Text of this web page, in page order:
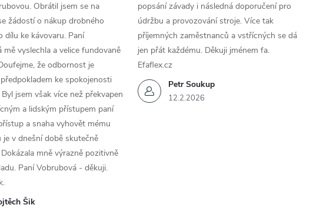
Šik
Obrátil jsem se na
žádostí o nákup drobného
dílu ke kávovaru. Paní
mě vyslechla a velice fundovaně
že odbornost je
ke spokojenosti
jsem však více než překvapen
a lidským přístupem paní
a snaha vyhovět mému
je v dnešní době skutečně
mně výrazně pozitivně
Paní Vobrubová - děkuji.
Petr Soukup
12.2.2026
popsání závady i následná doporučení pro
údržbu a provozování stroje. Více tak
příjemných zaměstnanců a vstřícných se dá
jen přát každému. Děkuji jménem fa.
Efaflex.cz